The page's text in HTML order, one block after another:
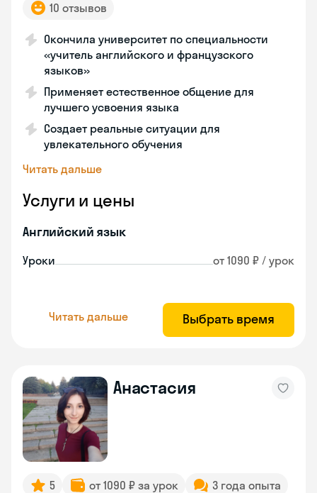
10 отзывов
Окончила университет по специальности
«учитель английского и французского
языков»
Применяет естественное общение для
лучшего усвоения языка
Создает реальные ситуации для
увлекательного обучения
Читать дальше
Услуги и цены
Английский язык
Уроки от 1090 ₽ / урок
Читать дальше Выбрать время
Анастасия
5 от 1090 ₽ за урок
3 года опыта